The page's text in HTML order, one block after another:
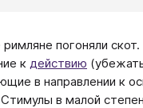
погоняли
к действию
в направлении к
в малой